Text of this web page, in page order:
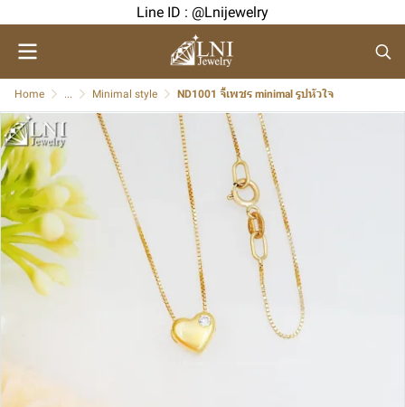
Line ID : @Lnijewelry
Home ... Minimal style ND1001 จี้เพชร minimal รูปหัวใจ